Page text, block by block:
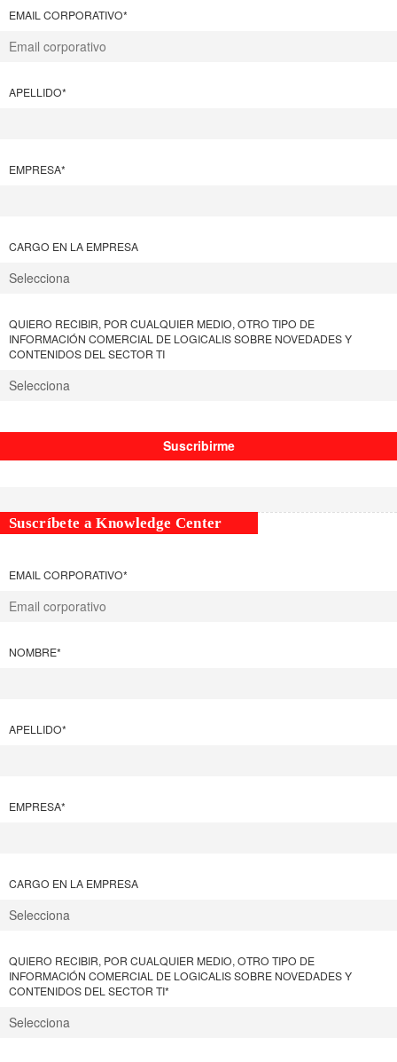
EMAIL CORPORATIVO*
APELLIDO*
EMPRESA*
CARGO EN LA EMPRESA
QUIERO RECIBIR, POR CUALQUIER MEDIO, OTRO TIPO DE
INFORMACIÓN COMERCIAL DE LOGICALIS SOBRE NOVEDADES Y
CONTENIDOS DEL SECTOR TI
Suscríbete a Knowledge Center
EMAIL CORPORATIVO*
NOMBRE*
APELLIDO*
EMPRESA*
CARGO EN LA EMPRESA
QUIERO RECIBIR, POR CUALQUIER MEDIO, OTRO TIPO DE
INFORMACIÓN COMERCIAL DE LOGICALIS SOBRE NOVEDADES Y
CONTENIDOS DEL SECTOR TI*